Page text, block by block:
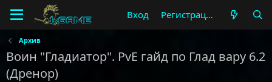
Вход Регистрация
Архив
Воин "Гладиатор". PvE гайд по Глад вару 6.2
(Дренор)